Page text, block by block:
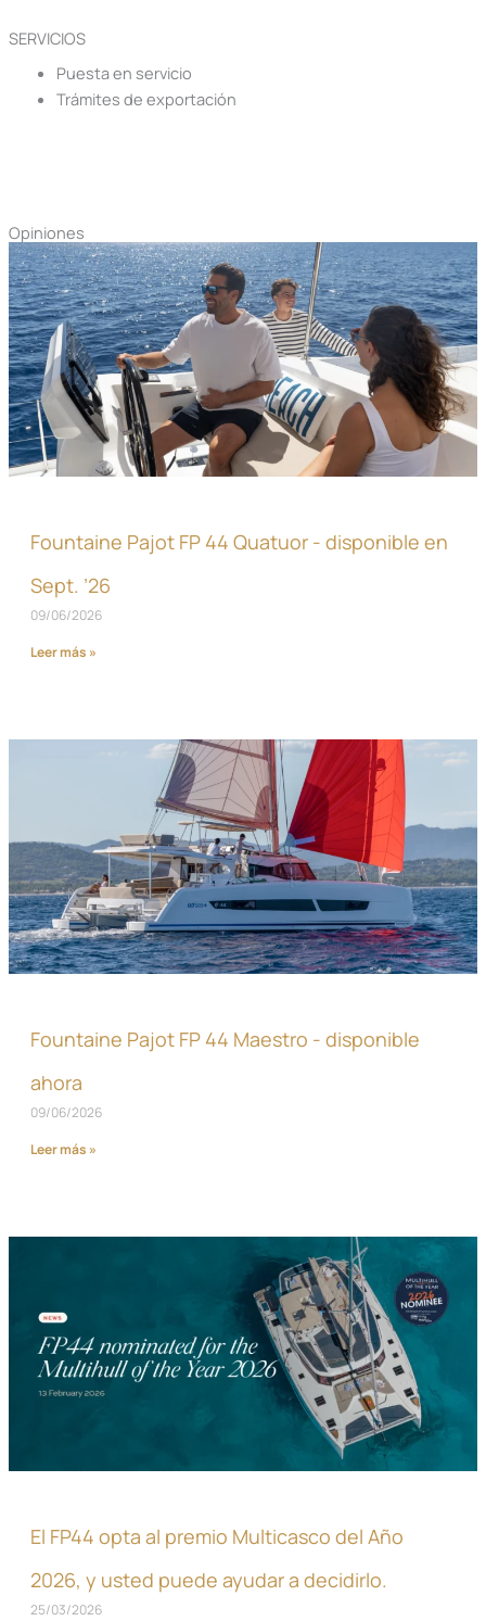
SERVICIOS
Puesta en servicio
Trámites de exportación
Opiniones
Fountaine Pajot FP 44 Quatuor - disponible en
Sept. ’26
09/06/2026
Leer más »
Fountaine Pajot FP 44 Maestro - disponible
ahora
09/06/2026
Leer más »
El FP44 opta al premio Multicasco del Año
2026, y usted puede ayudar a decidirlo.
25/03/2026